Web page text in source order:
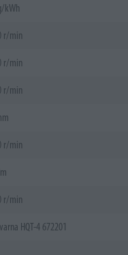
kWh
r/min
r/min
r/min
r/min
r/min
HQT-4 672201